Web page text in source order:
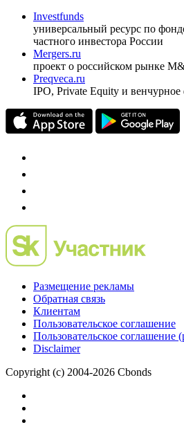
Investfunds
универсальный ресурс по
частного инвестора России
Mergers.ru
проект о российском рынке
Preqveca.ru
IPO, Private Equity и
Размещение рекламы
Обратная связь
Клиентам
Пользовательское соглашение
Пользовательское соглашение
Disclaimer
Copyright (c) 2004-2026 Cbonds